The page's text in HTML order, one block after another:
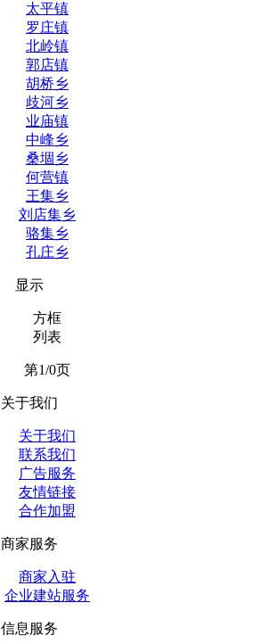
太平镇
罗庄镇
北岭镇
郭店镇
胡桥乡
歧河乡
业庙镇
中峰乡
桑堌乡
何营镇
王集乡
刘店集乡
骆集乡
孔庄乡
显示
方框
列表
第1/0页
关于我们
关于我们
联系我们
广告服务
友情链接
合作加盟
商家服务
商家入驻
企业建站服务
信息服务